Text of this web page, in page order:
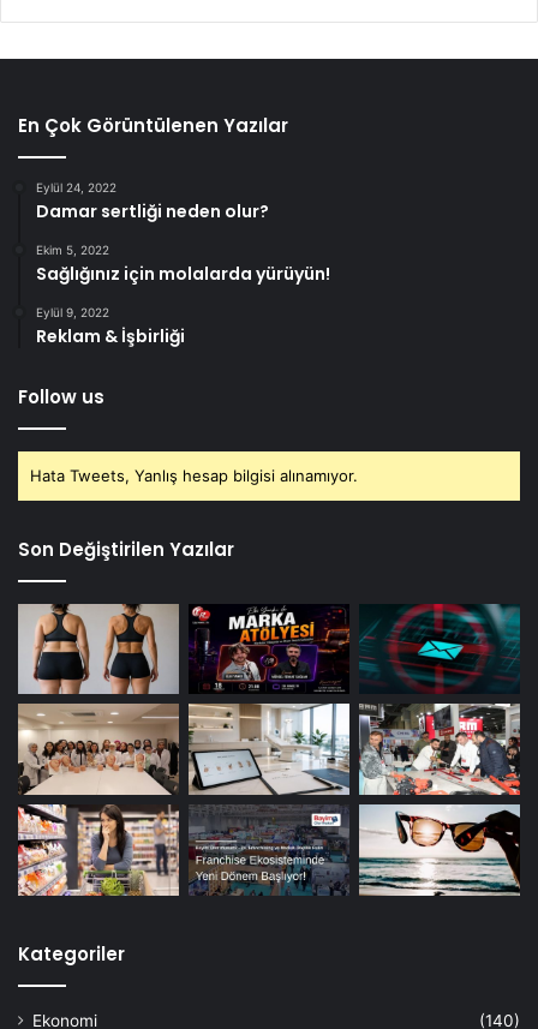
En Çok Görüntülenen Yazılar
Eylül 24, 2022
Damar sertliği neden olur?
Ekim 5, 2022
Sağlığınız için molalarda yürüyün!
Eylül 9, 2022
Reklam & İşbirliği
Follow us
Hata Tweets, Yanlış hesap bilgisi alınamıyor.
Son Değiştirilen Yazılar
Kategoriler
Ekonomi
(140)